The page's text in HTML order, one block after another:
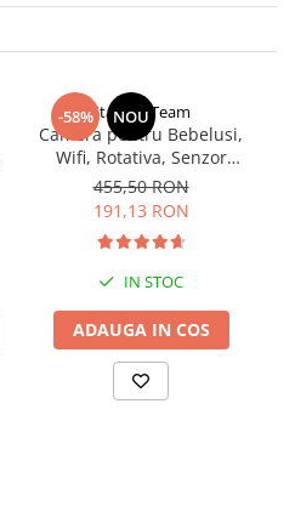
-58% NOU
StartONTeam
Camera pentru Bebelusi,
Wifi, Rotativa, Senzor
Miscare, Audio
Bidirectional
455,50 RON
191,13 RON
IN STOC
ADAUGA IN COS